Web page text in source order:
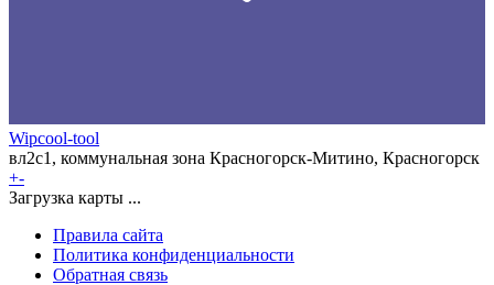
Wipcool-tool
вл2с1, коммунальная зона Красногорск-Митино, Красногорск
+-
Загрузка карты ...
Правила сайта
Политика конфиденциальности
Обратная связь